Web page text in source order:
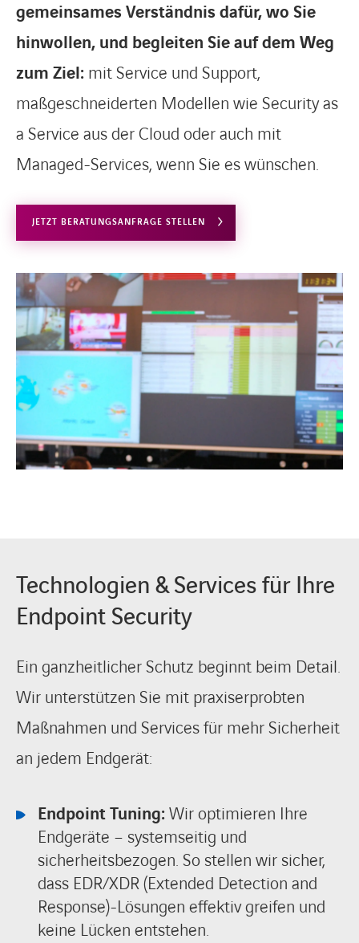
gemeinsames Verständnis dafür, wo Sie
hinwollen, und begleiten Sie auf dem Weg
zum Ziel: mit Service und Support,
maßgeschneiderten Modellen wie Security as
a Service aus der Cloud oder auch mit
Managed-Services, wenn Sie es wünschen.
JETZT BERATUNGSANFRAGE STELLEN
Technologien & Services für Ihre
Endpoint Security
Ein ganzheitlicher Schutz beginnt beim Detail.
Wir unterstützen Sie mit praxiserprobten
Maßnahmen und Services für mehr Sicherheit
an jedem Endgerät:
Endpoint Tuning: Wir optimieren Ihre
Endgeräte – systemseitig und
sicherheitsbezogen. So stellen wir sicher,
dass EDR/XDR (Extended Detection and
Response)-Lösungen effektiv greifen und
keine Lücken entstehen.